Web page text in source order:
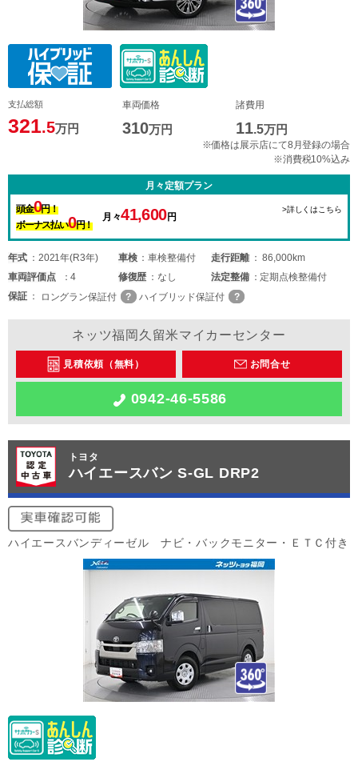
支払総額
321.5万円
車両価格
310万円
諸費用
11.5万円
※価格は展示店にて8月登録の場合
※消費税10%込み
月々定額プラン
頭金0円！
ボーナス払い0円！
月々41,600円
>詳しくはこちら
年式 2021年(R3年) 車検 車検整備付 走行距離
86,000km
車両評価点 4 修復歴 なし 法定整備
定期点検整備付
保証
ロングラン保証付 ハイブリッド保証付
ネッツ福岡久留米マイカーセンター
見積依頼（無料） お問合せ
0942-46-5586
トヨタ
ハイエースバン S-GL DRP2
ハイエースバンディーゼル ナビ・バックモニター・ＥＴＣ付き